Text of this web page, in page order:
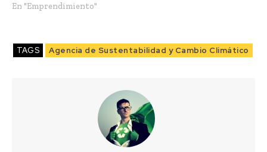
En "Emprendimiento"
TAGS Agencia de Sustentabilidad y Cambio Climático